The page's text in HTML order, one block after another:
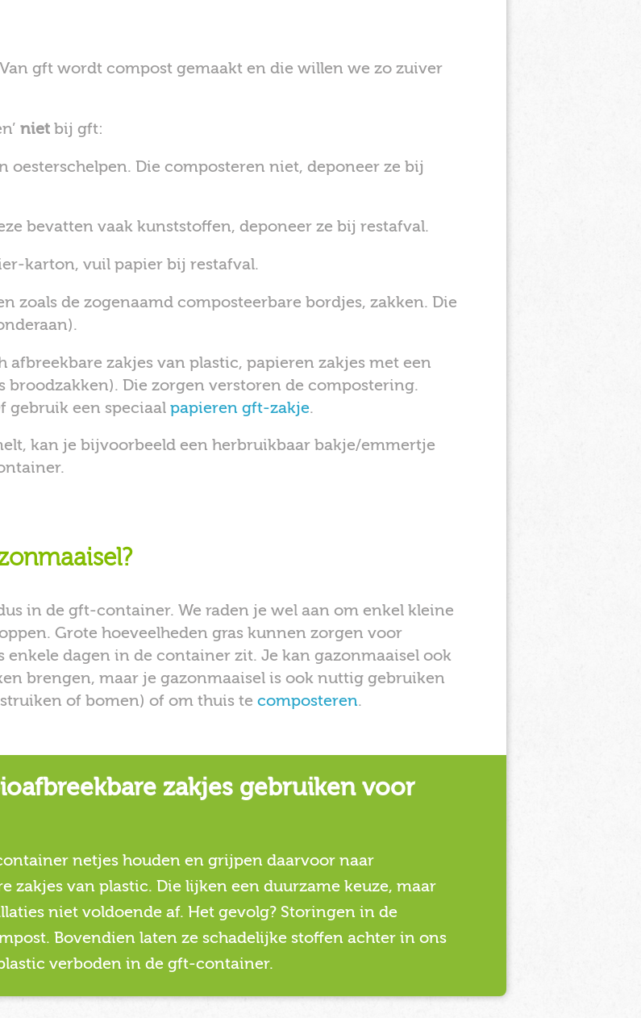
gft wordt compost gemaakt en die willen we zo zuiver
niet bij gft:
oesterschelpen. Die composteren niet, deponeer ze bij
bevatten vaak kunststoffen, deponeer ze bij restafval.
karton, vuil papier bij restafval.
zoals de zogenaamd composteerbare bordjes, zakken. Die
zakjes van plastic, papieren zakjes met een
broodzakken). Die zorgen verstoren de compostering.
gebruik een speciaal papieren gft-zakje.
kan je bijvoorbeeld een herbruikbaar bakje/emmertje
in de gft-container. We raden je wel aan om enkel kleine
Grote hoeveelheden gras kunnen zorgen voor
dagen in de container zit. Je kan gazonmaaisel ook
brengen, maar je gazonmaaisel is ook nuttig gebruiken
of bomen) of om thuis te composteren.
zakjes gebruiken voor
netjes houden en grijpen daarvoor naar
zakjes van plastic. Die lijken een duurzame keuze, maar
niet voldoende af. Het gevolg? Storingen in de
Bovendien laten ze schadelijke stoffen achter in ons
verboden in de gft-container.